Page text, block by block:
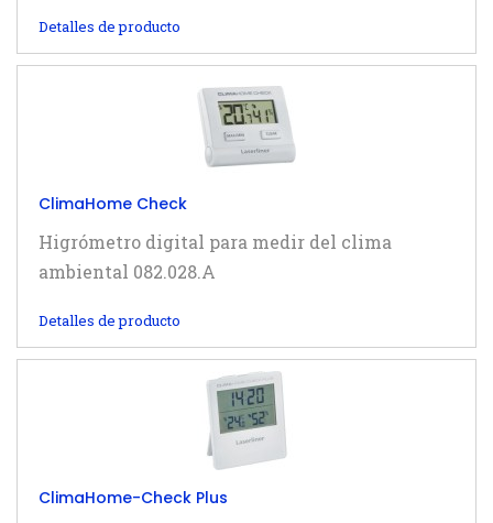
Detalles de producto
ClimaHome Check
Higrómetro digital para medir del clima
ambiental 082.028.A
Detalles de producto
ClimaHome-Check Plus